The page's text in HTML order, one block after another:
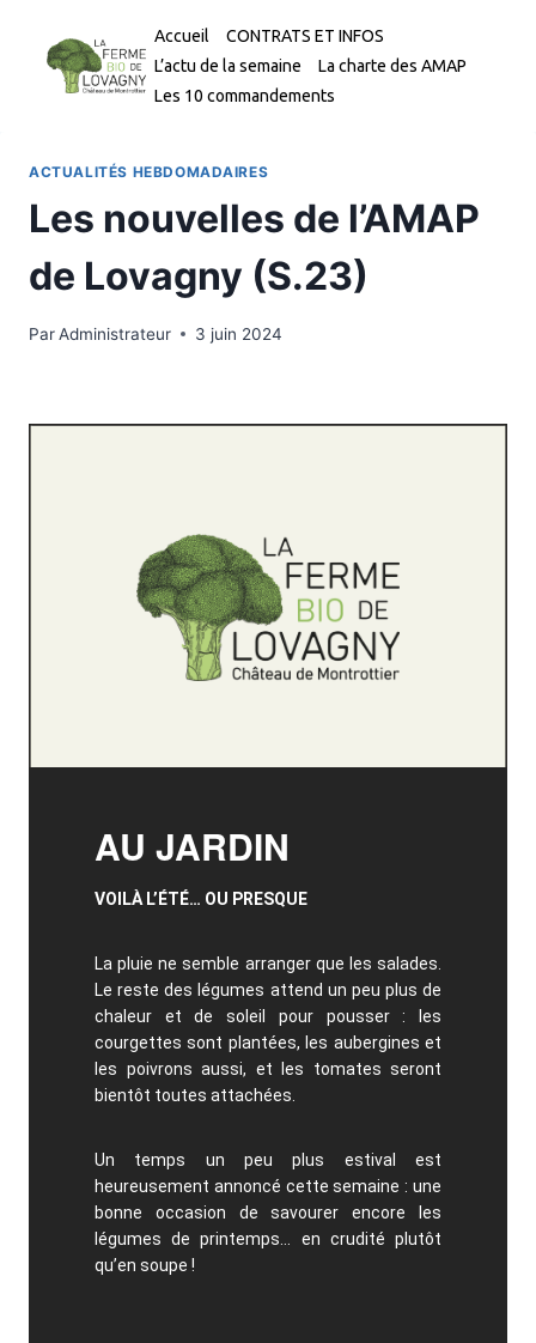
contenu
Accueil
CONTRATS ET INFOS
L’actu de la semaine
La charte des AMAP
Les 10 commandements
ACTUALITÉS HEBDOMADAIRES
Les nouvelles de l’AMAP
de Lovagny (S.23)
ParAdministrateur 3 juin 2024
AU JARDIN
VOILÀ L’ÉTÉ… OU PRESQUE
La pluie ne semble arranger que les salades.
Le reste des légumes attend un peu plus de
chaleur et de soleil pour pousser : les
courgettes sont plantées, les aubergines et
les poivrons aussi, et les tomates seront
bientôt toutes attachées.
Un temps un peu plus estival est
heureusement annoncé cette semaine : une
bonne occasion de savourer encore les
légumes de printemps… en crudité plutôt
qu’en soupe !